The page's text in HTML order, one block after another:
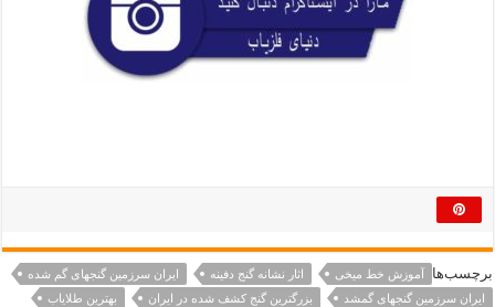
برچسب‌ها آموزش خط میخی اثار نشانه گنج دفینه
ایران سرزمین گنجهای گم شده
ایران سرزمین گنجهای گمشد
بزرگترین گنج کشف شده در ایران
بهترین طلایاب